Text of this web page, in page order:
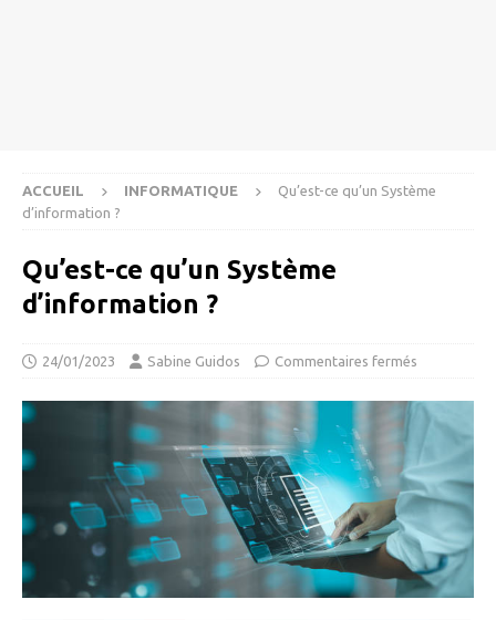
ACCUEIL INFORMATIQUE
Qu’est-ce qu’un Système
d’information ?
Qu’est-ce qu’un Système
d’information ?
24/01/2023 Sabine Guidos Commentaires fermés